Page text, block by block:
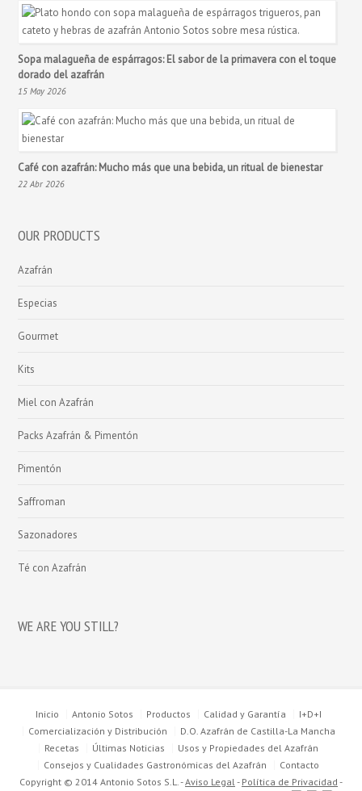
Sopa malagueña de espárragos: El sabor de la primavera con el toque
dorado del azafrán
15 May 2026
Café con azafrán: Mucho más que una bebida, un ritual de bienestar
22 Abr 2026
OUR PRODUCTS
Azafrán
Especias
Gourmet
Kits
Miel con Azafrán
Packs Azafrán & Pimentón
Pimentón
Saffroman
Sazonadores
Té con Azafrán
WE ARE YOU STILL?
Inicio Antonio Sotos Productos Calidad y Garantía
I+D+I
Comercialización y Distribución
D.O. Azafrán de Castilla-La Mancha
Recetas
Últimas Noticias
Usos y Propiedades del Azafrán
Consejos y Cualidades Gastronómicas del Azafrán
Contacto
Copyright © 2014 Antonio Sotos S.L. -Aviso Legal- Política de Privacidad -